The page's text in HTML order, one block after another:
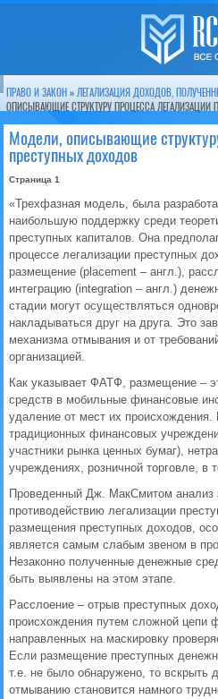
ПРАВО И ЗАКОН » ЛЕГАЛИЗАЦИЯ ДОХОДОВ,
ОПИСЫВАЮЩИЕ СТРУКТУРУ ПРОЦЕССА ЛЕГАЛИЗАЦИИ
Модели, описывающие
преступных доходов
Страница 1
«Трехфазная модель, была
наибольшую поддержку среди
преступных капиталов. Она
процессе легализации преступных
размещение (рlасеment – англ.),
интеграцию (integration – англ.)
стадии могут осуществляться
накладываться друг на друга. Это
механизма отмывания и от
организацией.
Как указывает ФАТФ, размещение –
средств в мобильные финансовые
удаление от мест их
традиционных финансовых
участники рынка ценных бумаг),
учреждениях, розничной торговле, в
Проведенный Дж. МакСмитом анализ
противодействию легализации
размещения преступных доходов,
является самым слабым звеном в
Незаконно полученные денежные
быть выявлены на этом этапе.
Расслоение – отрыв преступных
происхождения путем сложной цепи
направленных на маскировку
Если размещение преступных
т.е. не было обнаружено, то вскрыть
отмыванию становится намного